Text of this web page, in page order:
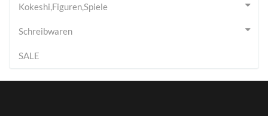
Kokeshi,Figuren,Spiele
Schreibwaren
SALE